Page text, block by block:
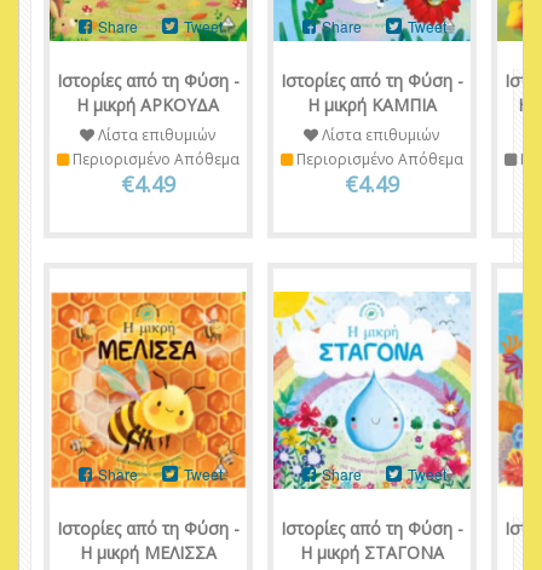
Ιστορίες από τη Φύση -
Η μικρή ΑΡΚΟΥΔΑ
Share Tweet
Λίστα επιθυμιών
Περιορισμένο Απόθεμα
€4.49
Ιστορίες από τη Φύση -
Η μικρή ΚΑΜΠΙΑ
Share Tweet
Λίστα επιθυμιών
Περιορισμένο Απόθεμα
€4.49
Η
Ιστορίες από τη Φύση -
Η μικρή ΜΕΛΙΣΣΑ
Share Tweet
Ιστορίες από τη Φύση -
Η μικρή ΣΤΑΓΟΝΑ
Share Tweet